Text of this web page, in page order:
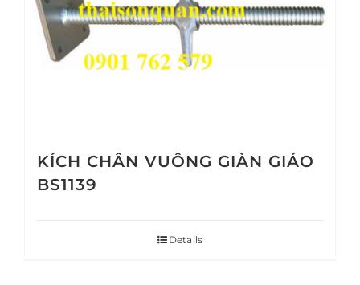
KÍCH CHÂN VUÔNG GIÀN GIÁO
BS1139
Details